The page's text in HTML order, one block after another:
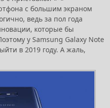
с большим экраном
ведь за пол года
которые бы
у Samsung Galaxy Note
в 2019 году. А жаль,